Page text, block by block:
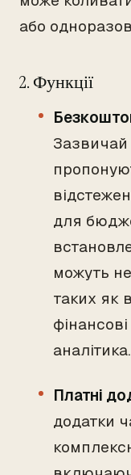
або
2. Функції
Зазвичай
для
можуть
таких як
аналітика.
Платні
додатки